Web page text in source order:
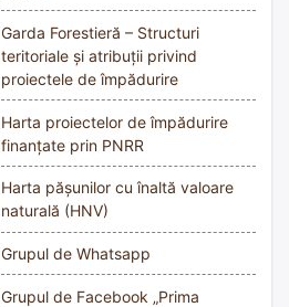
Garda Forestieră – Structuri
teritoriale și atribuții privind
proiectele de împădurire
Harta proiectelor de împădurire
finanțate prin PNRR
Harta pășunilor cu înaltă valoare
naturală (HNV)
Grupul de Whatsapp
Grupul de Facebook „Prima